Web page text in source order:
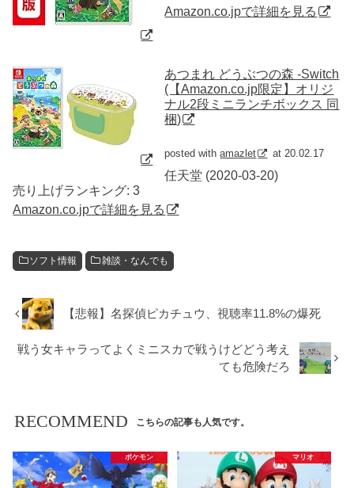
Amazon.co.jpで詳細を見る
あつまれ どうぶつの森 -Switch
(【Amazon.co.jp限定】オリジ
ナル2段ミニランチボックス 同
梱)
posted withamazlet at 20.02.17
任天堂 (2020-03-20)
売り上げランキング: 3
Amazon.co.jpで詳細を見る
ソフト情報 雑談・なんでも
【悲報】名探偵ピカチュウ、視聴率11.8%の爆死
戦う女キャラってよくミニスカで戦うけどどう考え
ても危険だろ
RECOMMEND こちらの記事も人気です。
ポケモン マリオ